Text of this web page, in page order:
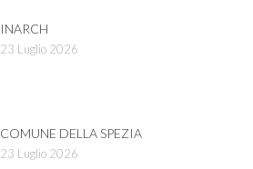
INARCH
23 Luglio 2026
COMUNE DELLA SPEZIA
23 Luglio 2026